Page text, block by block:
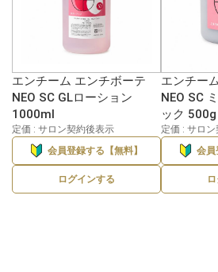
エンチーム エンチボーテ
NEO SC GLローション
1000ml
定価 : サロン契約後表示
会員登録する【無料】
ログインする
エンチー
NEO SC
ック 500g
定価 : サロ
会員